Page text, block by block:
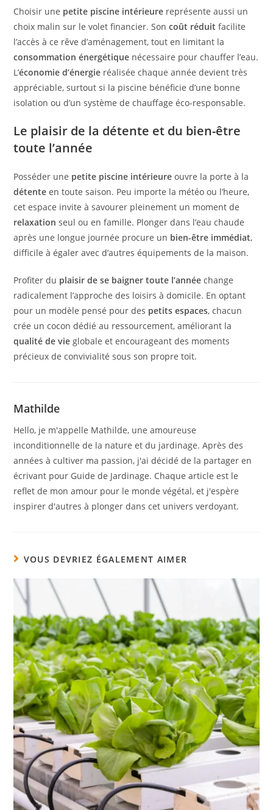
Choisir une petite piscine intérieure représente aussi un
choix malin sur le volet financier. Soncoût réduit facilite
l’accès à ce rêve d’aménagement, tout en limitant la
consommation énergétique nécessaire pour chauffer l’eau.
L’économie d’énergie réalisée chaque année devient très
appréciable, surtout si la piscine bénéficie d’une bonne
isolation ou d’un système de chauffage éco-responsable.
Le plaisir de la détente et du bien-être
toute l’année
Posséder une petite piscine intérieure ouvre la porte à la
détente en toute saison. Peu importe la météo ou l’heure,
cet espace invite à savourer pleinement un moment de
relaxation seul ou en famille. Plonger dans l’eau chaude
après une longue journée procure un bien-être immédiat,
difficile à égaler avec d’autres équipements de la maison.
Profiter du plaisir de se baigner toute l’année change
radicalement l’approche des loisirs à domicile. En optant
pour un modèle pensé pour des petits espaces, chacun
crée un cocon dédié au ressourcement, améliorant la
qualité de vie globale et encourageant des moments
précieux de convivialité sous son propre toit.
Mathilde
Hello, je m'appelle Mathilde, une amoureuse
inconditionnelle de la nature et du jardinage. Après des
années à cultiver ma passion, j'ai décidé de la partager en
écrivant pour Guide de Jardinage. Chaque article est le
reflet de mon amour pour le monde végétal, et j'espère
inspirer d'autres à plonger dans cet univers verdoyant.
VOUS DEVRIEZ ÉGALEMENT AIMER